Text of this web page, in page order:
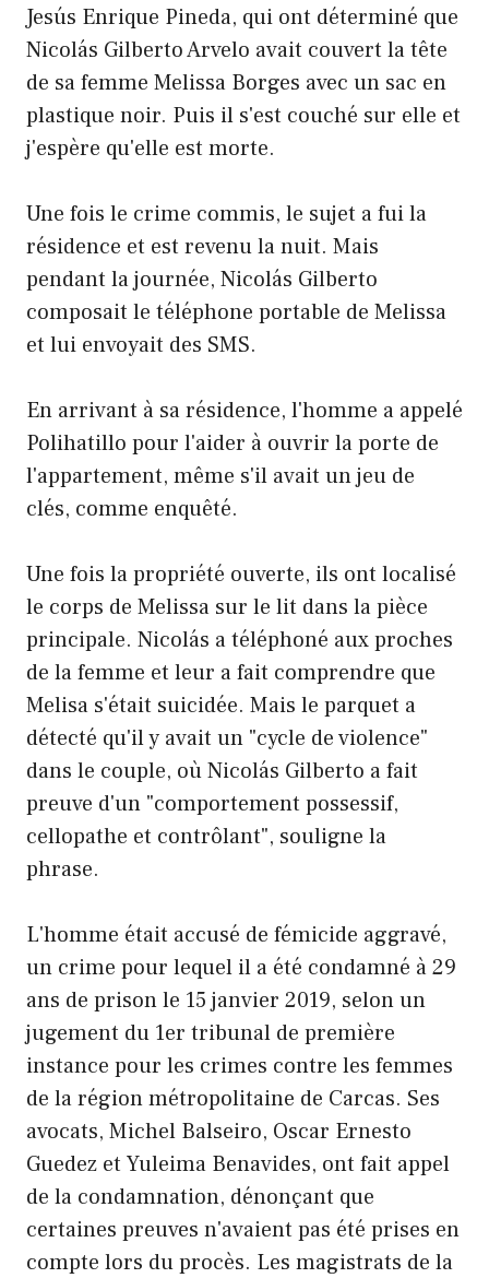
Jesús Enrique Pineda, qui ont déterminé que
Nicolás Gilberto Arvelo avait couvert la tête
de sa femme Melissa Borges avec un sac en
plastique noir. Puis il s'est couché sur elle et
j'espère qu'elle est morte.
Une fois le crime commis, le sujet a fui la
résidence et est revenu la nuit. Mais
pendant la journée, Nicolás Gilberto
composait le téléphone portable de Melissa
et lui envoyait des SMS.
En arrivant à sa résidence, l'homme a appelé
Polihatillo pour l'aider à ouvrir la porte de
l'appartement, même s'il avait un jeu de
clés, comme enquêté.
Une fois la propriété ouverte, ils ont localisé
le corps de Melissa sur le lit dans la pièce
principale. Nicolás a téléphoné aux proches
de la femme et leur a fait comprendre que
Melisa s'était suicidée. Mais le parquet a
détecté qu'il y avait un "cycle de violence"
dans le couple, où Nicolás Gilberto a fait
preuve d'un "comportement possessif,
cellopathe et contrôlant", souligne la
phrase.
L'homme était accusé de fémicide aggravé,
un crime pour lequel il a été condamné à 29
ans de prison le 15 janvier 2019, selon un
jugement du 1er tribunal de première
instance pour les crimes contre les femmes
de la région métropolitaine de Carcas. Ses
avocats, Michel Balseiro, Oscar Ernesto
Guedez et Yuleima Benavides, ont fait appel
de la condamnation, dénonçant que
certaines preuves n'avaient pas été prises en
compte lors du procès. Les magistrats de la